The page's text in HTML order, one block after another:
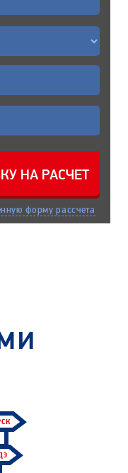
форму рассчета